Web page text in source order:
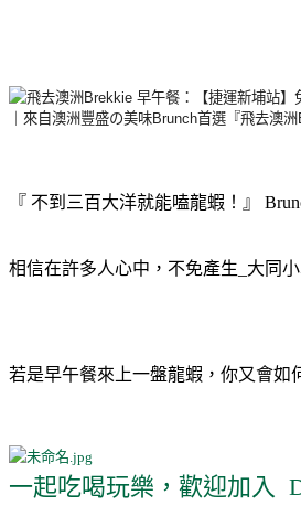
『 不到三百大洋就能嗑龍蝦！』
相信在許多人心中，不免產生_大同小
若是早午餐來上一盤龍蝦，你又會如
一起吃喝玩樂，歡迎加入